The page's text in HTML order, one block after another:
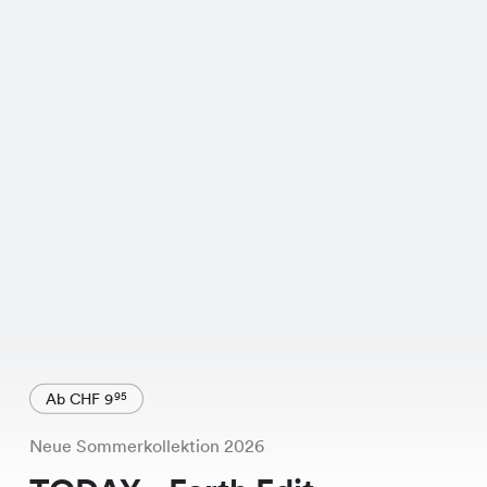
Ab CHF 995
Neue Sommerkollektion 2026